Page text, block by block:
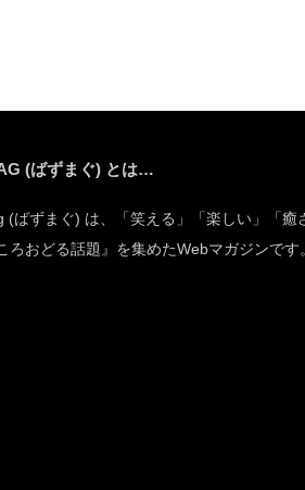
(ばずまぐ) とは…
(ばずまぐ) は、「笑える」「楽しい」「癒
ろおどる話題』を集めたWebマガジンです。